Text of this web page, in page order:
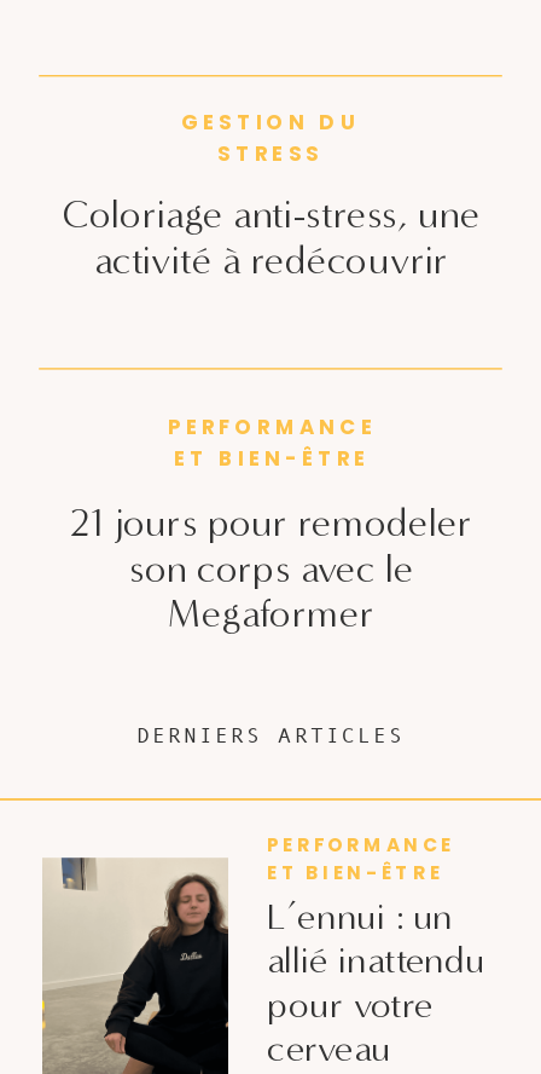
Coloriage anti-stress, une
activité à redécouvrir
GESTION DU
STRESS
21 jours pour remodeler
son corps avec le
Megaformer
PERFORMANCE
ET BIEN-ÊTRE
L’ennui : un
allié inattendu
pour votre
cerveau
PERFORMANCE
ET BIEN-ÊTRE
DERNIERS ARTICLES